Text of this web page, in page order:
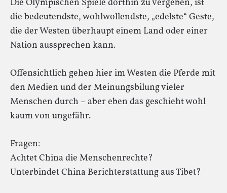
Die Olympischen Spiele dorthin zu vergeben, ist
die bedeutendste, wohlwollendste, „edelste“ Geste,
die der Westen überhaupt einem Land oder einer
Nation aussprechen kann.
Offensichtlich gehen hier im Westen die Pferde mit
den Medien und der Meinungsbilung vieler
Menschen durch – aber eben das geschieht wohl
kaum von ungefähr.
Fragen:
Achtet China die Menschenrechte?
Unterbindet China Berichterstattung aus Tibet?